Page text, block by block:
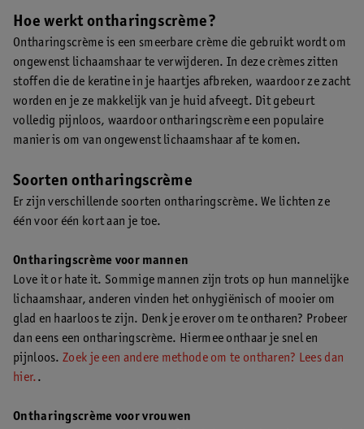
Hoe werkt ontharingscrème?
Ontharingscrème is een smeerbare crème die gebruikt wordt om
ongewenst lichaamshaar te verwijderen. In deze crèmes zitten
stoffen die de keratine in je haartjes afbreken, waardoor ze zacht
worden en je ze makkelijk van je huid afveegt. Dit gebeurt
volledig pijnloos, waardoor ontharingscrème een populaire
manier is om van ongewenst lichaamshaar af te komen.
Soorten ontharingscrème
Er zijn verschillende soorten ontharingscrème. We lichten ze
één voor één kort aan je toe.
Ontharingscrème voor mannen
Love it or hate it. Sommige mannen zijn trots op hun mannelijke
lichaamshaar, anderen vinden het onhygiënisch of mooier om
glad en haarloos te zijn. Denk je erover om te ontharen? Probeer
dan eens een ontharingscrème. Hiermee onthaar je snel en
pijnloos. Zoek je een andere methode om te ontharen? Lees dan
hier..
Ontharingscrème voor vrouwen